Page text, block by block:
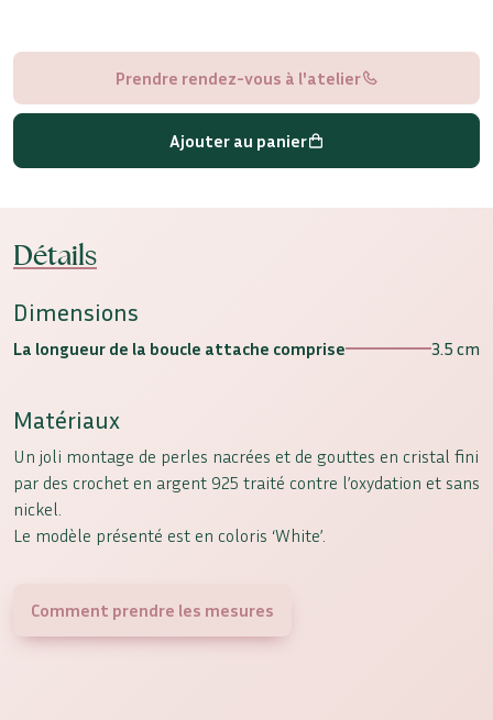
Prendre rendez-vous à l'atelier
Ajouter au panier
Détails
Dimensions
La longueur de la boucle attache comprise 3.5 cm
Matériaux
Un joli montage de perles nacrées et de gouttes en cristal fini
par des crochet en argent 925 traité contre l’oxydation et sans
nickel.
Le modèle présenté est en coloris ‘White’.
Comment prendre les mesures